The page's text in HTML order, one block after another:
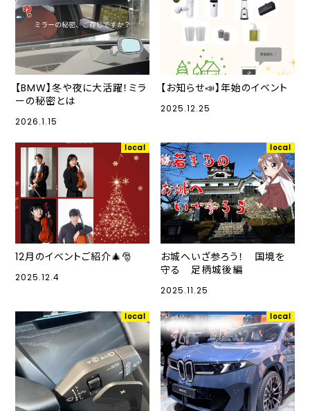
【BMW】冬や夜に大活躍！ミラ
ーの秘密とは
2026.1.15
【お知らせ📣】年始のイベント
2025.12.25
local
12月のイベントご紹介🎄🎅
2025.12.4
local
お城へいざ参ろう！ 国境を
守る 足柄城後編
2025.11.25
local local